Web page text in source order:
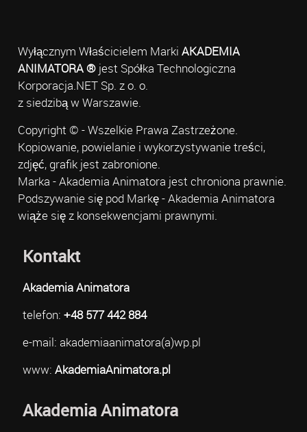
Wyłącznym Właścicielem Marki AKADEMIA
ANIMATORA ®jest Spółka Technologiczna
Korporacja.NET Sp. z o. o.
z siedzibą w Warszawie.
Copyright © - Wszelkie Prawa Zastrzeżone.
Kopiowanie, powielanie i wykorzystywanie treści,
zdjęć, grafik jest zabronione.
Marka - Akademia Animatora jest chroniona prawnie.
Podszywanie się pod Markę - Akademia Animatora
wiąże się z konsekwencjami prawnymi.
Kontakt
Akademia Animatora
telefon: +48 577 442 884
e-mail: akademiaanimatora(a)wp.pl
www: AkademiaAnimatora.pl
Akademia Animatora